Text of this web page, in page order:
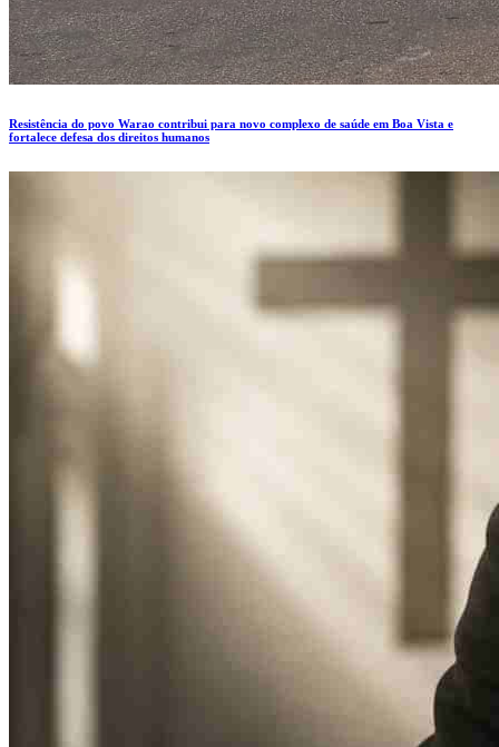
Resistência do povo Warao contribui para novo complexo de saúde em Boa Vista e
fortalece defesa dos direitos humanos